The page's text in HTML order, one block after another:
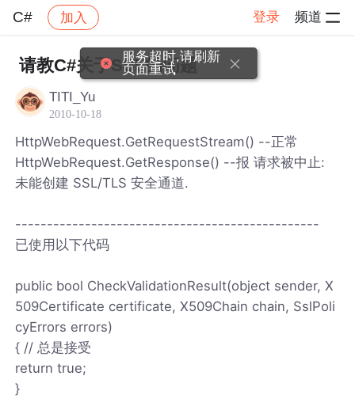
C# 加入 登录 频道
社区 C# 帖子详情
请教C#关于SSL的问题
TITI_Yu
2010-10-18
HttpWebRequest.GetRequestStream() --正常
HttpWebRequest.GetResponse() --报 请求被中止:
未能创建 SSL/TLS 安全通道.
------------------------------------------------
已使用以下代码
public bool CheckValidationResult(object sender, X
509Certificate certificate, X509Chain chain, SslPoli
cyErrors errors)
{ // 总是接受
return true;
}
服务超时,请刷新
页面重试